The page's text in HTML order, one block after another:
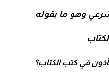
وهو ما يقوله
في كتب الكتاب؟